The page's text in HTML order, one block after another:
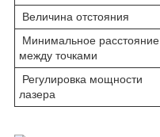
Величина отстояния
Минимальное расстояние
между точками
Регулировка мощности
лазера